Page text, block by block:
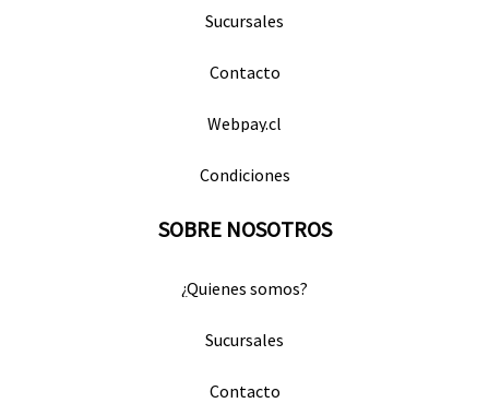
Sucursales
Contacto
Webpay.cl
Condiciones
SOBRE NOSOTROS
¿Quienes somos?
Sucursales
Contacto